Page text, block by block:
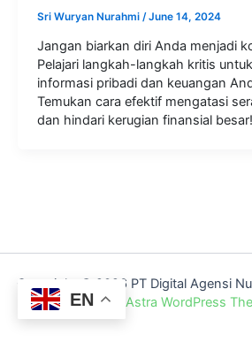
Sri Wuryan Nurahmi /June 14, 2024
Jangan biarkan diri Anda menjadi
Pelajari langkah-langkah kritis
informasi pribadi dan keuangan
Temukan cara efektif mengatasi
dan hindari kerugian finansial besar!
Copyright © 2026 PT Digital Agensi
Astra WordPress
EN